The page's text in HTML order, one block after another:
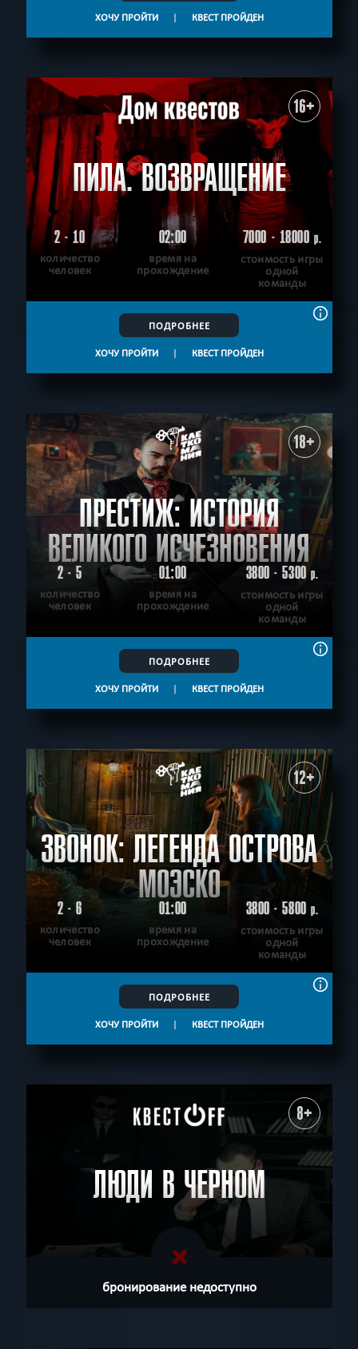
ХОЧУ ПРОЙТИ | КВЕСТ ПРОЙДЕН
16+
ПИЛА. ВОЗВРАЩЕНИЕ
2 - 10
количество
человек
02:00
время на
прохождение
7000 - 18000р.
стоимость игры
одной
команды
ПОДРОБНЕЕ
ХОЧУ ПРОЙТИ | КВЕСТ ПРОЙДЕН
18+
ПРЕСТИЖ: ИСТОРИЯ
ВЕЛИКОГО ИСЧЕЗНОВЕНИЯ
2 - 5
количество
человек
01:00
время на
прохождение
3800 - 5300р.
стоимость игры
одной
команды
ПОДРОБНЕЕ
ХОЧУ ПРОЙТИ | КВЕСТ ПРОЙДЕН
12+
ЗВОНОК: ЛЕГЕНДА ОСТРОВА
МОЭСКО
2 - 6
количество
человек
01:00
время на
прохождение
3800 - 5800р.
стоимость игры
одной
команды
ПОДРОБНЕЕ
ХОЧУ ПРОЙТИ | КВЕСТ ПРОЙДЕН
8+
ЛЮДИ В ЧЕРНОМ
бронирование недоступно